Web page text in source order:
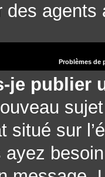
des agents
Problèmes de
je publier
situé sur